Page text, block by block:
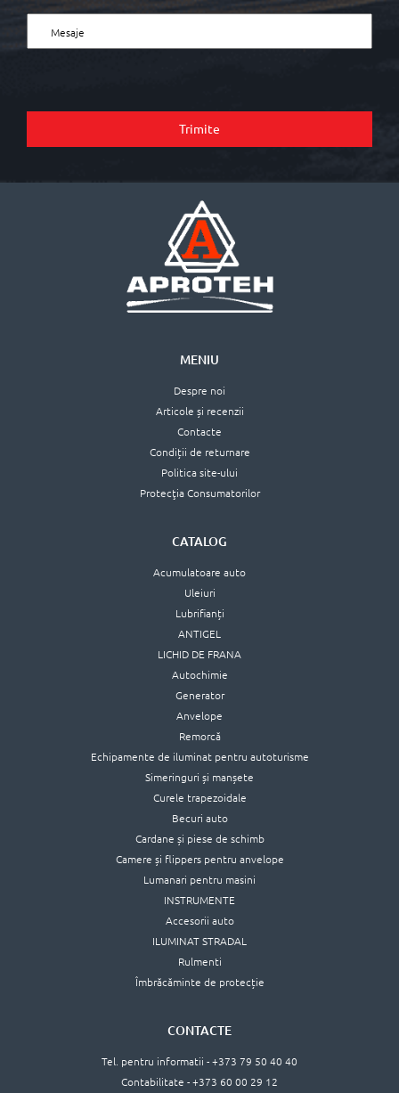
Trimite
MENIU
Despre noi
Articole și recenzii
Contacte
Condiții de returnare
Politica site-ului
Protecţia Consumatorilor
CATALOG
Acumulatoare auto
Uleiuri
Lubrifianți
ANTIGEL
LICHID DE FRANA
Autochimie
Generator
Anvelope
Remorcă
Echipamente de iluminat pentru autoturisme
Simeringuri și manșete
Curele trapezoidale
Becuri auto
Cardane și piese de schimb
Camere și flippers pentru anvelope
Lumanari pentru masini
INSTRUMENTE
Accesorii auto
ILUMINAT STRADAL
Rulmenti
Îmbrăcăminte de protecție
CONTACTE
Tel. pentru informatii - +373 79 50 40 40
Contabilitate - +373 60 00 29 12